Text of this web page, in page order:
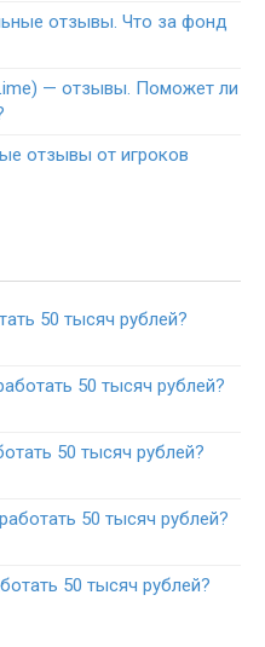
отзывы. Что за фонд
— отзывы. Поможет ли
отзывы от игроков
50 тысяч рублей?
50 тысяч рублей?
50 тысяч рублей?
50 тысяч рублей?
50 тысяч рублей?